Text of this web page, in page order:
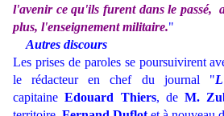
l'avenir ce qu'ils furent dans le passé,
plus, l'enseignement militaire."
Autres discours
Les prises de paroles se poursuivirent
le rédacteur en chef du journal "
capitaineEdouard Thiers, deM.